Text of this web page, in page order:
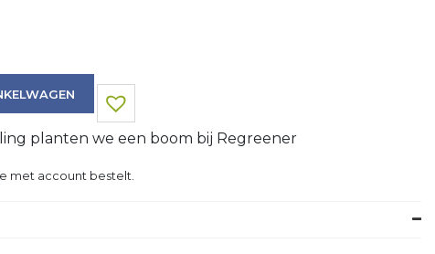
planten we een boom bij Regreener
met account bestelt.